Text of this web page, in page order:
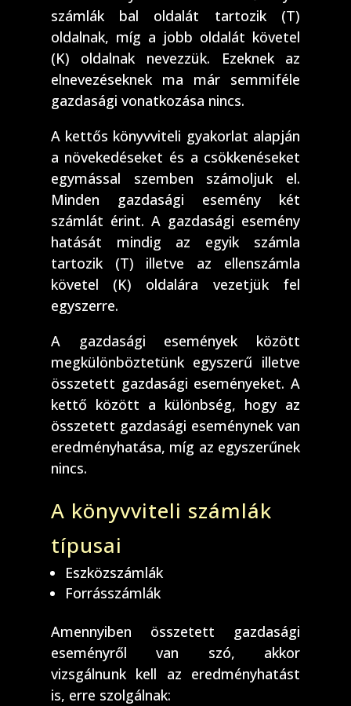
számlák bal oldalát tartozik (T)
oldalnak, míg a jobb oldalát követel
(K) oldalnak nevezzük. Ezeknek az
elnevezéseknek ma már semmiféle
gazdasági vonatkozása nincs.
A kettős könyvviteli gyakorlat alapján
a növekedéseket és a csökkenéseket
egymással szemben számoljuk el.
Minden gazdasági esemény két
számlát érint. A gazdasági esemény
hatását mindig az egyik számla
tartozik (T) illetve az ellenszámla
követel (K) oldalára vezetjük fel
egyszerre.
A gazdasági események között
megkülönböztetünk egyszerű illetve
összetett gazdasági eseményeket. A
kettő között a különbség, hogy az
összetett gazdasági eseménynek van
eredményhatása, míg az egyszerűnek
nincs.
A könyvviteli számlák
típusai
Eszközszámlák
Forrásszámlák
Amennyiben összetett gazdasági
eseményről van szó, akkor
vizsgálnunk kell az eredményhatást
is, erre szolgálnak: